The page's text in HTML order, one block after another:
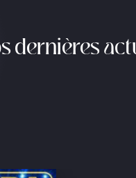
dernières